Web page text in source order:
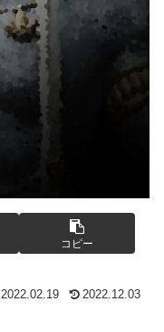
コピー
2022.02.19 2022.12.03